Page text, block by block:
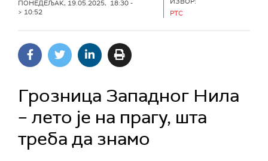
ПОНЕДЕЉАК, 19.05.2025, 18:30 -
> 10:52
РТС
Грозница Западног Нила
– лето је на прагу, шта
треба да знамо